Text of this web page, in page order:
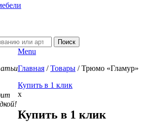
Menu
Главная / Товары / Трюмо «Гламур»
Купить в 1 клик
x
Купить в 1 клик